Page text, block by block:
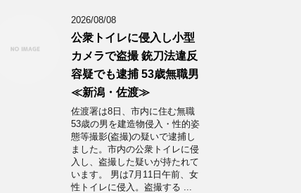
2026/08/08
公衆トイレに侵入し小型
カメラで盗撮 銃刀法違反
容疑でも逮捕 53歳無職男
≪新潟・佐渡≫
佐渡署は8日、市内に住む無職
53歳の男を建造物侵入・性的姿
態等撮影(盗撮)の疑いで逮捕し
ました。市内の公衆トイレに侵
入し、盗撮した疑いが持たれて
います。 男は7月11日午前、女
性トイレに侵入。盗撮する ...